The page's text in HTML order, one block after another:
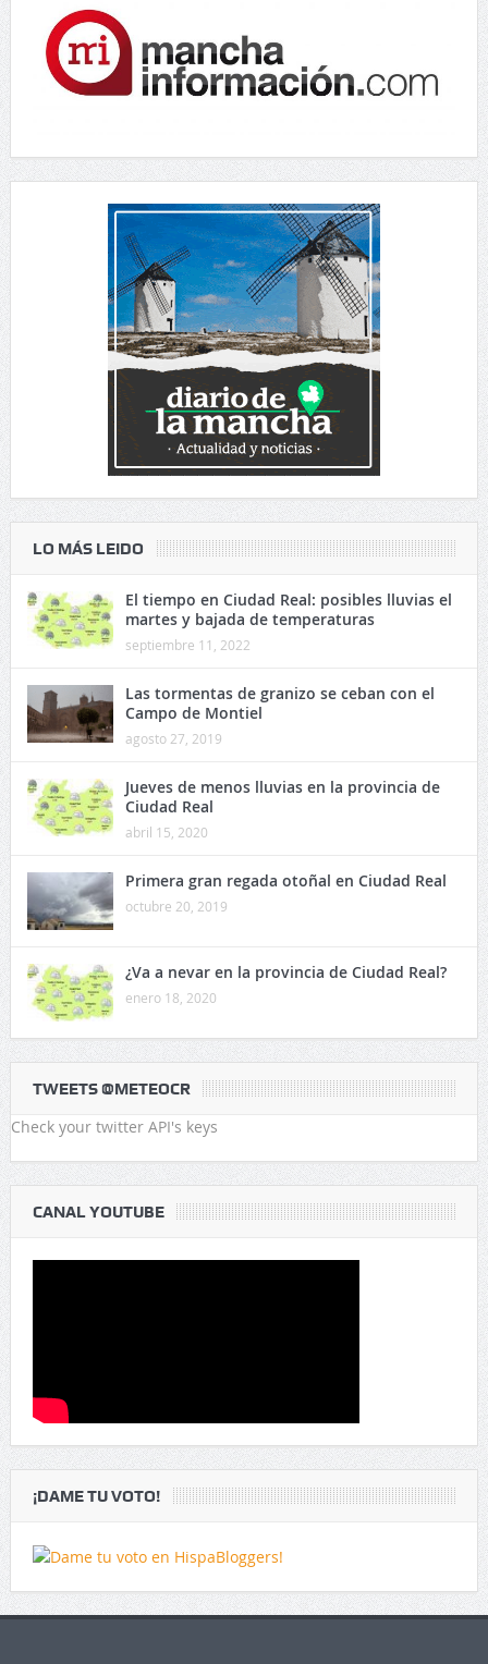
LO MÁS LEIDO
El tiempo en Ciudad Real: posibles lluvias el
martes y bajada de temperaturas
septiembre 11, 2022
Las tormentas de granizo se ceban con el
Campo de Montiel
agosto 27, 2019
Jueves de menos lluvias en la provincia de
Ciudad Real
abril 15, 2020
Primera gran regada otoñal en Ciudad Real
octubre 20, 2019
¿Va a nevar en la provincia de Ciudad Real?
enero 18, 2020
TWEETS @METEOCR
Check your twitter API's keys
CANAL YOUTUBE
¡DAME TU VOTO!